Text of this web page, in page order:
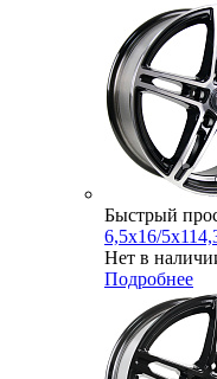
Быстрый
6,5x16/
Нет в
Подробнее